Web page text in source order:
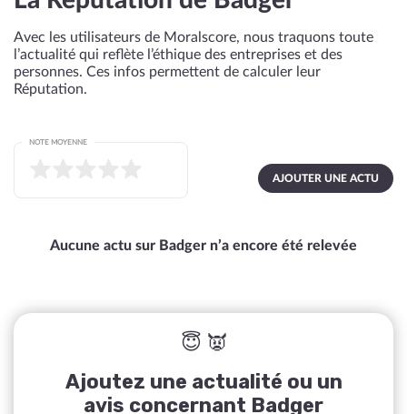
Avec les utilisateurs de Moralscore, nous traquons toute
l’actualité qui reflète l’éthique des entreprises et des
personnes. Ces infos permettent de calculer leur
Réputation.
AJOUTER UNE ACTU
NOTE MOYENNE
Aucune actu sur Badger n’a encore été relevée
😇 👿
Ajoutez une actualité ou un
avis concernant Badger